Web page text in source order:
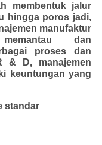
membentuk jalur
hingga poros jadi,
manufaktur
dan
proses dan
& D, manajemen
keuntungan yang
standar